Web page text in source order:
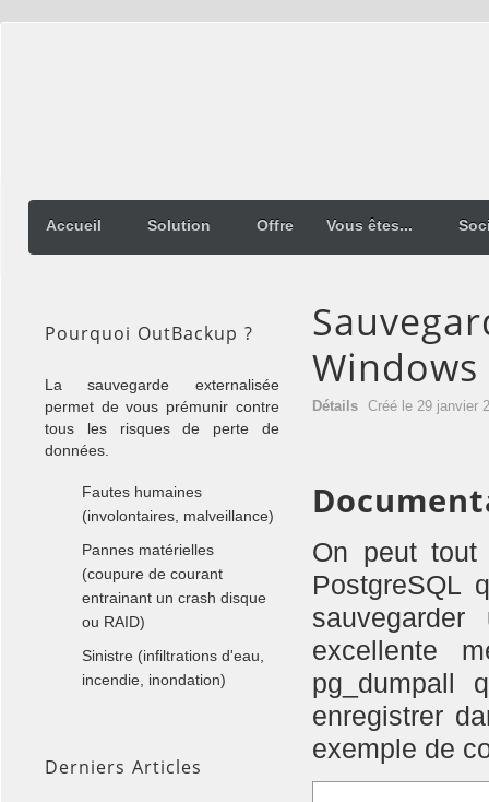
Accueil Solution Offre Vous êtes...
Windows
Détails Créé le 29 janvier
On peut tout
PostgreSQL
excellente
pg_dumpall
enregistrer
exemple de
Pourquoi OutBackup ?
La sauvegarde externalisée
permet de vous prémunir contre
tous les risques de perte de
données.
Fautes humaines
(involontaires, malveillance)
Pannes matérielles
(coupure de courant
entrainant un crash disque
ou RAID)
Sinistre (infiltrations d'eau,
incendie, inondation)
Derniers Articles